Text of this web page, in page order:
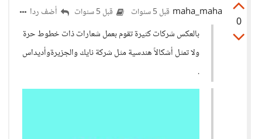
0
maha_maha قبل 5 سنوات قبل 5 سنوات
أضف ردا
بالعكس شركات كثيرة تقوم بعمل شعارات ذات خطوط حرة
ولا تمثل أشكالاً هندسية مثل شركة نايك والجزيرةوأديداس
.